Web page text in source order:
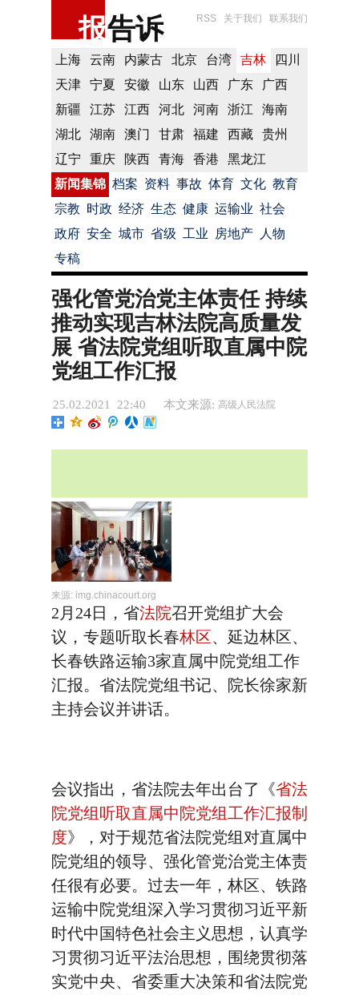
报告诉 RSS 关于我们 联系我们
上海 云南 内蒙古 北京 台湾 吉林
四川
天津
宁夏 安徽 山东 山西 广东
广西
新疆
江苏 江西 河北 河南 浙江
海南
湖北
湖南 澳门 甘肃 福建 西藏
贵州
辽宁
重庆 陕西 青海 香港
黑龙江
新闻集锦 档案 资料 事故 体育 文化 教育
宗教 时政 经济 生态 健康 运输业 社会
政府 安全 城市 省级 工业 房地产
人物
专稿
强化管党治党主体责任 持续
推动实现吉林法院高质量发
展 省法院党组听取直属中院
党组工作汇报
25.02.2021 22:40 本文来源: 高级人民法院
来源: img.chinacourt.org
2月24日，省法院召开党组扩大会
议，专题听取长春林区、延边林区、
长春铁路运输3家直属中院党组工作
汇报。省法院党组书记、院长徐家新
主持会议并讲话。
会议指出，省法院去年出台了《省法
院党组听取直属中院党组工作汇报制
度》，对于规范省法院党组对直属中
院党组的领导、强化管党治党主体责
任很有必要。过去一年，林区、铁路
运输中院党组深入学习贯彻习近平新
时代中国特色社会主义思想，认真学
习贯彻习近平法治思想，围绕贯彻落
实党中央、省委重大决策和省法院党